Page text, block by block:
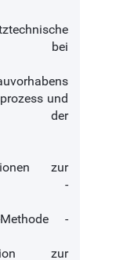
bei
und
der
zur
-
-
zur